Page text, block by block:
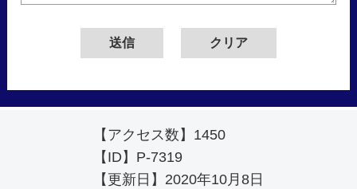
【アクセス数】 1450
【ID】 P-7319
【更新日】 2020年10月8日